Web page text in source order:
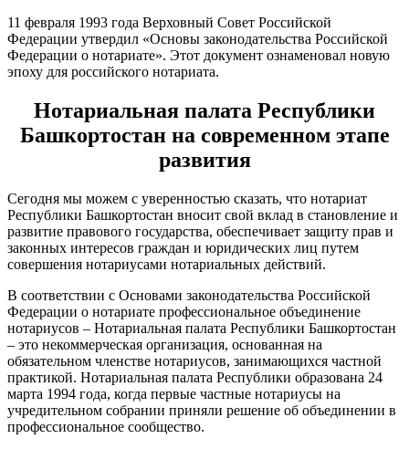
11 февраля 1993 года Верховный Совет Российской
Федерации утвердил «Основы законодательства Российской
Федерации о нотариате». Этот документ ознаменовал новую
эпоху для российского нотариата.
Нотариальная палата Республики
Башкортостан на современном этапе
развития
Сегодня мы можем с уверенностью сказать, что нотариат
Республики Башкортостан вносит свой вклад в становление и
развитие правового государства, обеспечивает защиту прав и
законных интересов граждан и юридических лиц путем
совершения нотариусами нотариальных действий.
В соответствии с Основами законодательства Российской
Федерации о нотариате профессиональное объединение
нотариусов – Нотариальная палата Республики Башкортостан
– это некоммерческая организация, основанная на
обязательном членстве нотариусов, занимающихся частной
практикой. Нотариальная палата Республики образована 24
марта 1994 года, когда первые частные нотариусы на
учредительном собрании приняли решение об объединении в
профессиональное сообщество.